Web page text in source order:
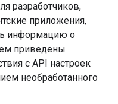
разработчиков,
приложения,
информацию о
приведены
с API настроек
необработанного